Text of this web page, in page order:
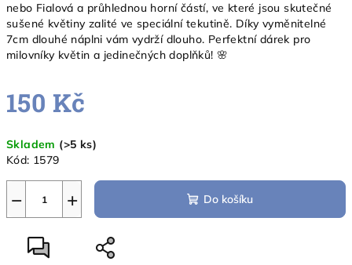
nebo Fialová a průhlednou horní částí, ve které jsou skutečné
sušené květiny zalité ve speciální tekutině. Díky vyměnitelné
7cm dlouhé náplni vám vydrží dlouho. Perfektní dárek pro
milovníky květin a jedinečných doplňků! 🌸
150 Kč
cena:
Skladem (>5 ks)
Kód: 1579
+
− Do košíku